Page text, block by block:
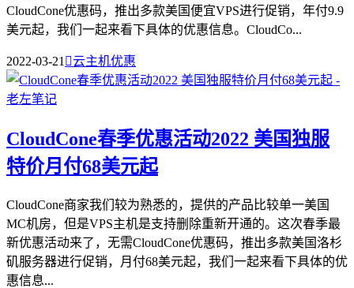
CloudCone优惠码，推出多款美国便宜VPS进行促销，年付9.9
美元起，我们一起来看下具体的优惠信息。CloudCo...
2022-03-21 云主机优惠
CloudCone春季优惠活动2022 美国独服
特价月付68美元起
CloudCone商家我们较为熟悉的，提供的产品比较单一美国
MC机房，但是VPS主机是支持删除重新开通的。这次春季最
新优惠活动来了，无需CloudCone优惠码，推出多款美国洛杉
矶服务器进行促销，月付68美元起，我们一起来看下具体的优
惠信息...